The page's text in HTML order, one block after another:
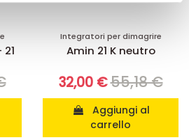
i quali potrebbero combinarle
dei loro servizi.Integratori per dimagrire
Amin 21 K neutro
32,00 €55,18 €
carrello